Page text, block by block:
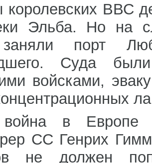
королевских ВВС
Эльба. Но на
заняли порт
Суда
войсками,
война в Европе
СС Генрих
не должен